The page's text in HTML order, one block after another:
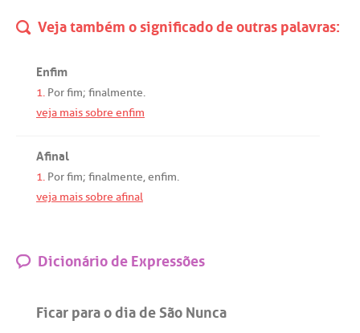
Veja também o significado de outras palavras:
Enfim
1. Porfim; finalmente.
veja mais sobre enfim
Afinal
1. Porfim; finalmente,enfim.
veja mais sobre afinal
Dicionário de Expressões
Ficar para o dia de São Nunca